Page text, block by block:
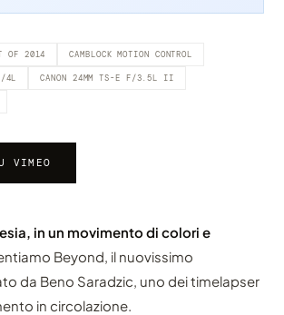
OF 2014 CAMBLOCK MOTION CONTROL
4L CANON 24MM TS-E F/3.5L II
VIMEO
in un movimento di colori e
Beyond, il nuovissimo
da Beno Saradzic, uno dei timelapser
in circolazione.